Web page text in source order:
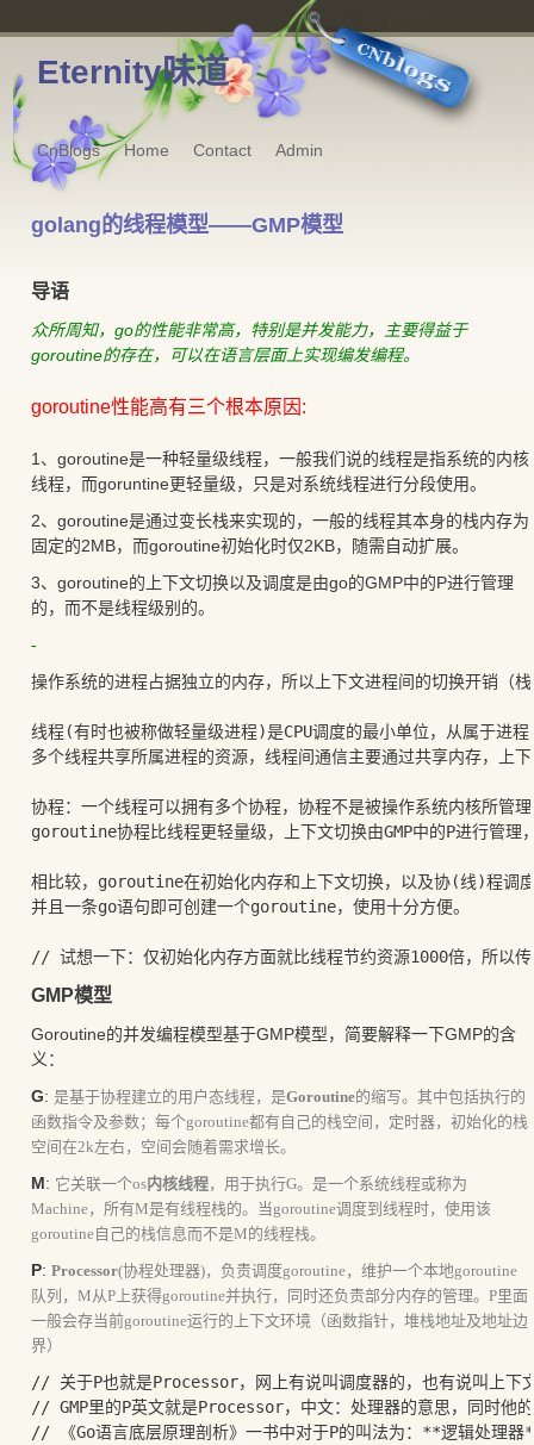
Eternity味道
CnBlogs Home Contact Admin
golang的线程模型——GMP模型
导语
众所周知，go的性能非常高，特别是并发能力，主要得益于
goroutine的存在，可以在语言层面上实现编发编程。
goroutine性能高有三个根本原因:
1、goroutine是一种轻量级线程，一般我们说的线程是指系统的内核
线程，而goruntine更轻量级，只是对系统线程进行分段使用。
2、goroutine是通过变长栈来实现的，一般的线程其本身的栈内存为
固定的2MB，而goroutine初始化时仅2KB，随需自动扩展。
3、goroutine的上下文切换以及调度是由go的GMP中的P进行管理
的，而不是线程级别的。
-
操作系统的进程占据独立的内存，所以上下文进程间的切换开销（
线程(有时也被称做轻量级进程)是CPU调度的最小单位，从属于进程
多个线程共享所属进程的资源，线程间通信主要通过共享内存，上
协程：一个线程可以拥有多个协程，协程不是被操作系统内核所管
goroutine协程比线程更轻量级，上下文切换由GMP中的P进行管理
相比较，goroutine在初始化内存和上下文切换，以及协(线)程调
并且一条go语句即可创建一个goroutine，使用十分方便。
GMP模型
Goroutine的并发编程模型基于GMP模型，简要解释一下GMP的含
义：
G:是基于协程建立的用户态线程，是Goroutine的缩写。其中包括执行的
函数指令及参数；每个goroutine都有自己的栈空间，定时器，初始化的栈
空间在2k左右，空间会随着需求增长。
M: 它关联一个os内核线程，用于执行G。是一个系统线程或称为
Machine，所有M是有线程栈的。当goroutine调度到线程时，使用该
goroutine自己的栈信息而不是M的线程栈。
P:Processor(协程处理器)，负责调度goroutine，维护一个本地goroutine
队列，M从P上获得goroutine并执行，同时还负责部分内存的管理。P里面
一般会存当前goroutine运行的上下文环境（函数指针，堆栈地址及地址边
界）
// 关于P也就是Processor，网上有说叫调度器的，也有说叫上下
// GMP里的P英文就是Processor，中文：处理器的意思，同时他